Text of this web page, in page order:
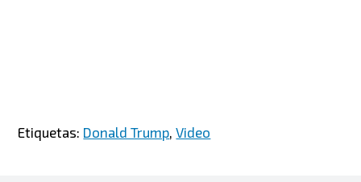
Etiquetas: Donald Trump ,Video